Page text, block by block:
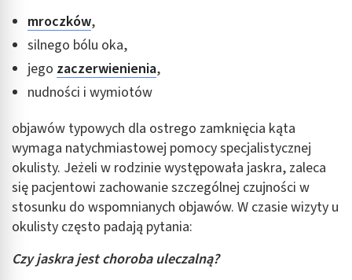
mroczków,
silnego bólu oka,
jego zaczerwienienia,
nudności i wymiotów
objawów typowych dla ostrego zamknięcia kąta
wymaga natychmiastowej pomocy specjalistycznej
okulisty. Jeżeli w rodzinie występowała jaskra, zaleca
się pacjentowi zachowanie szczególnej czujności w
stosunku do wspomnianych objawów. W czasie wizyty u
okulisty często padają pytania:
Czy jaskra jest choroba uleczalną?